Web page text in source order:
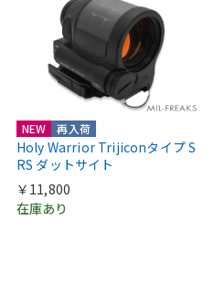
NEW 再入荷
Holy Warrior Trijiconタイプ S
RS ダットサイト
￥11,800
在庫あり